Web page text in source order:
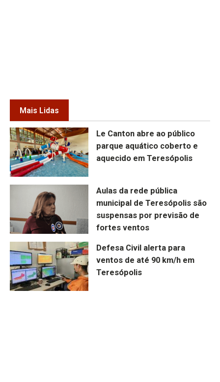
Mais Lidas
Le Canton abre ao público
parque aquático coberto e
aquecido em Teresópolis
Aulas da rede pública
municipal de Teresópolis são
suspensas por previsão de
fortes ventos
Defesa Civil alerta para
ventos de até 90 km/h em
Teresópolis